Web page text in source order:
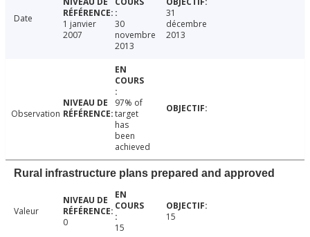
Date
1 janvier
2007
30
novembre
2013
31
décembre
2013
Observation
97% of
target
has
been
achieved
Rural infrastructure plans prepared and approved
Valeur
0
15
15